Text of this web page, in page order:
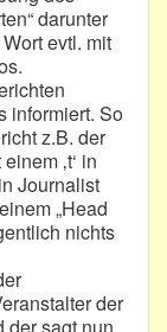
darunter
evtl. mit
informiert. So
z.B. der
‚t‘ in
Journalist
„Head
nichts
der